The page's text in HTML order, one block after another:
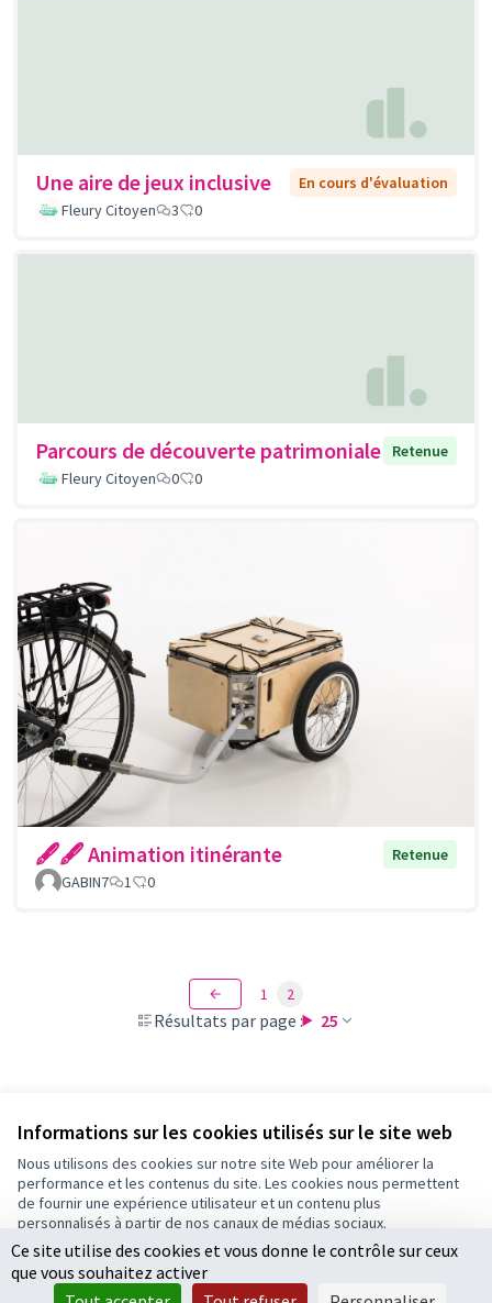
Informations sur les cookies utilisés sur le site web
Nous utilisons des cookies sur notre site Web pour améliorer la
performance et les contenus du site. Les cookies nous permettent
de fournir une expérience utilisateur et un contenu plus
personnalisés à partir de nos canaux de médias sociaux.
Tout accepter
Accepter seulement les cookies essentiels
Une aire de jeux inclusive
En cours d'évaluation
Fleury Citoyen
3 0
Parcours de découverte patrimoniale
Retenue
Fleury Citoyen
0 0
🖋🖋 Animation itinérante
Retenue
GABIN7
1 0
Résultats par page : 25
1 2
Conditions d'utilisation
Paramètres des cookies
Ce site utilise des cookies et vous donne le contrôle sur ceux
que vous souhaitez activer